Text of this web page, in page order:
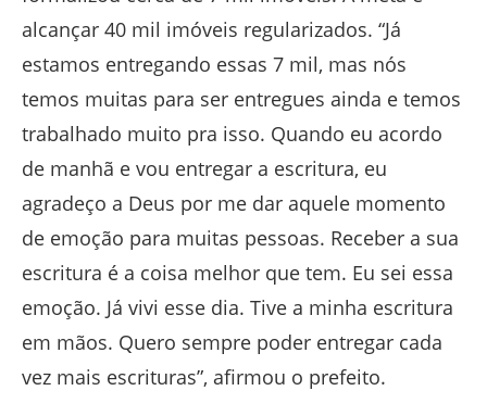
alcançar 40 mil imóveis regularizados. “Já
estamos entregando essas 7 mil, mas nós
temos muitas para ser entregues ainda e temos
trabalhado muito pra isso. Quando eu acordo
de manhã e vou entregar a escritura, eu
agradeço a Deus por me dar aquele momento
de emoção para muitas pessoas. Receber a sua
escritura é a coisa melhor que tem. Eu sei essa
emoção. Já vivi esse dia. Tive a minha escritura
em mãos. Quero sempre poder entregar cada
vez mais escrituras”, afirmou o prefeito.